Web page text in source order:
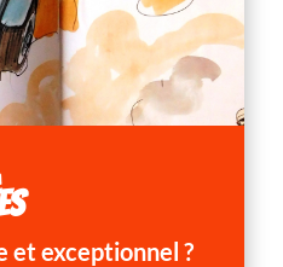
et exceptionnel ?